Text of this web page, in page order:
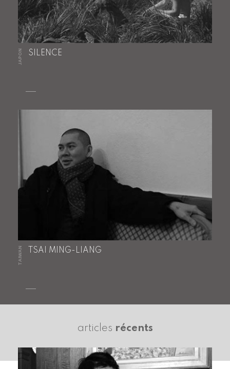
JAPON SILENCE
TAIWAN TSAI MING-LIANG
articles récents